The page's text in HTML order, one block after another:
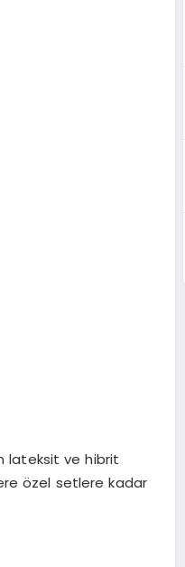
lateksit ve hibrit
özel setlere kadar